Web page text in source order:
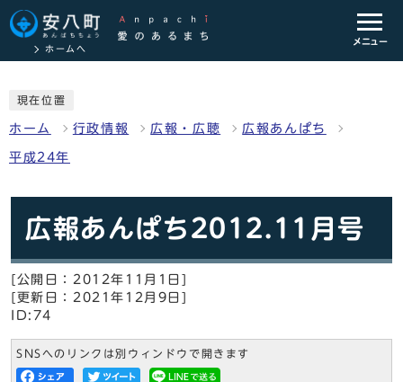
ホームへ
メニュー
現在位置
ホーム 行政情報 広報・広聴 広報あんぱち
平成24年
広報あんぱち2012.11月号
[公開日：2012年11月1日]
[更新日：2021年12月9日]
ID:74
SNSへのリンクは別ウィンドウで開きます